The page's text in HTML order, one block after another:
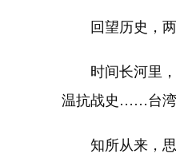
回望历史，两
时间长河里，
温抗战史……台湾
知所从来，思